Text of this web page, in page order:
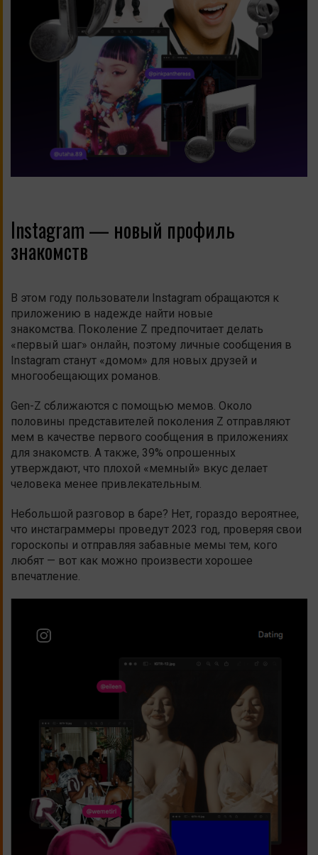
Instagram — новый профиль
знакомств
В этом году пользователи Instagram обращаются к
приложению в надежде найти новые
знакомства. Поколение Z предпочитает делать
«первый шаг» онлайн, поэтому личные сообщения в
Instagram станут «домом» для новых друзей и
многообещающих романов.
Gen-Z сближаются с помощью мемов. Около
половины представителей поколения Z отправляют
мем в качестве первого сообщения в приложениях
для знакомств. А также, 39% опрошенных
утверждают, что плохой «мемный» вкус делает
человека менее привлекательным.
Небольшой разговор в баре? Нет, гораздо вероятнее,
что инстаграммеры проведут 2023 год, проверяя свои
гороскопы и отправляя забавные мемы тем, кого
любят — вот как можно произвести хорошее
впечатление.